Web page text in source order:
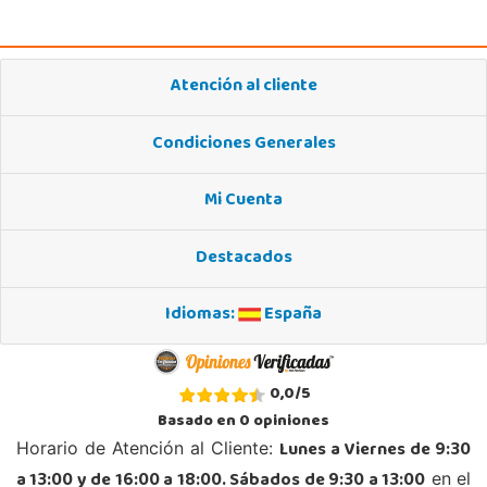
Localizar Tienda
STOCK DISPONIBLE
18100, Armilla
STOCK DISPONIBLE
Juguetilandia Barakaldo
Centro comercial Max Center Barrio, Kareaga K., s/n Planta 1 Local LC3
48903, Barakaldo
946095553
Atención al cliente
Condiciones Generales
Mi Cuenta
Destacados
Idiomas:
España
0,0/5
Basado en0opiniones
Horario de Atención al Cliente: Lunes a Viernes de 9:30
en el